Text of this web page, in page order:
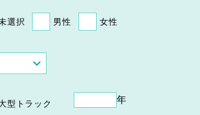
選択 男性 女性
型トラック 年